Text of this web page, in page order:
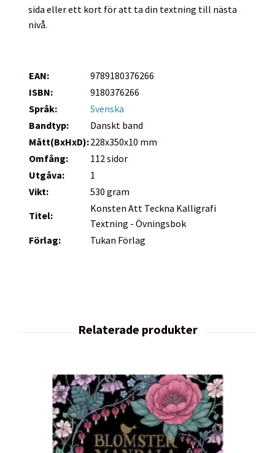
sida eller ett kort för att ta din textning till nästa
nivå.
EAN:
9789180376266
ISBN:
9180376266
Språk:
Svenska
Bandtyp:
Danskt band
Mått(BxHxD):228x350x10 mm
Omfång:
112 sidor
Utgåva:
1
Vikt:
530 gram
Titel:
Konsten Att Teckna Kalligrafi
Textning - Övningsbok
Förlag:
Tukan Förlag